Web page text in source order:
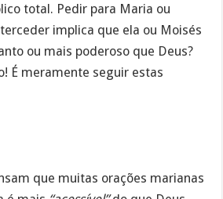
total. Pedir para Maria ou
implica que ela ou Moisés
ou mais poderoso que Deus?
É meramente seguir estas
que muitas orações marianas